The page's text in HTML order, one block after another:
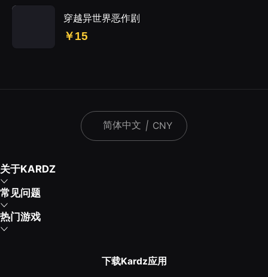
穿越异世界恶作剧
￥15
简体中文 | CNY
关于KARDZ
常见问题
热门游戏
下载Kardz应用